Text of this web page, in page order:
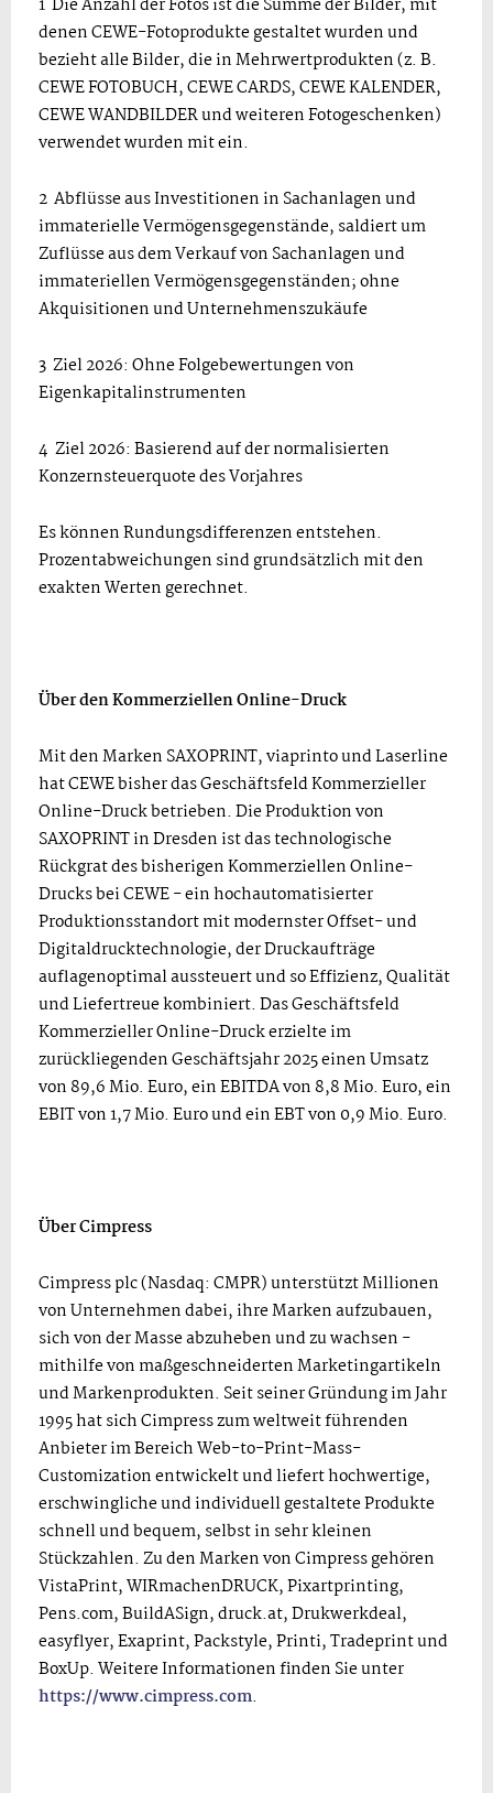
1 Die Anzahl der Fotos ist die Summe der Bilder, mit
denen CEWE-Fotoprodukte gestaltet wurden und
bezieht alle Bilder, die in Mehrwertprodukten (z. B.
CEWE FOTOBUCH, CEWE CARDS, CEWE KALENDER,
CEWE WANDBILDER und weiteren Fotogeschenken)
verwendet wurden mit ein.
2 Abflüsse aus Investitionen in Sachanlagen und
immaterielle Vermögensgegenstände, saldiert um
Zuflüsse aus dem Verkauf von Sachanlagen und
immateriellen Vermögensgegenständen; ohne
Akquisitionen und Unternehmenszukäufe
3 Ziel 2026: Ohne Folgebewertungen von
Eigenkapitalinstrumenten
4 Ziel 2026: Basierend auf der normalisierten
Konzernsteuerquote des Vorjahres
Es können Rundungsdifferenzen entstehen.
Prozentabweichungen sind grundsätzlich mit den
exakten Werten gerechnet.
Über den Kommerziellen Online-Druck
Mit den Marken SAXOPRINT, viaprinto und Laserline
hat CEWE bisher das Geschäftsfeld Kommerzieller
Online-Druck betrieben. Die Produktion von
SAXOPRINT in Dresden ist das technologische
Rückgrat des bisherigen Kommerziellen Online-
Drucks bei CEWE - ein hochautomatisierter
Produktionsstandort mit modernster Offset- und
Digitaldrucktechnologie, der Druckaufträge
auflagenoptimal aussteuert und so Effizienz, Qualität
und Liefertreue kombiniert. Das Geschäftsfeld
Kommerzieller Online-Druck erzielte im
zurückliegenden Geschäftsjahr 2025 einen Umsatz
von 89,6 Mio. Euro, ein EBITDA von 8,8 Mio. Euro, ein
EBIT von 1,7 Mio. Euro und ein EBT von 0,9 Mio. Euro.
Über Cimpress
Cimpress plc (Nasdaq: CMPR) unterstützt Millionen
von Unternehmen dabei, ihre Marken aufzubauen,
sich von der Masse abzuheben und zu wachsen -
mithilfe von maßgeschneiderten Marketingartikeln
und Markenprodukten. Seit seiner Gründung im Jahr
1995 hat sich Cimpress zum weltweit führenden
Anbieter im Bereich Web-to-Print-Mass-
Customization entwickelt und liefert hochwertige,
erschwingliche und individuell gestaltete Produkte
schnell und bequem, selbst in sehr kleinen
Stückzahlen. Zu den Marken von Cimpress gehören
VistaPrint, WIRmachenDRUCK, Pixartprinting,
Pens.com, BuildASign, druck.at, Drukwerkdeal,
easyflyer, Exaprint, Packstyle, Printi, Tradeprint und
BoxUp. Weitere Informationen finden Sie unter
https://www.cimpress.com.